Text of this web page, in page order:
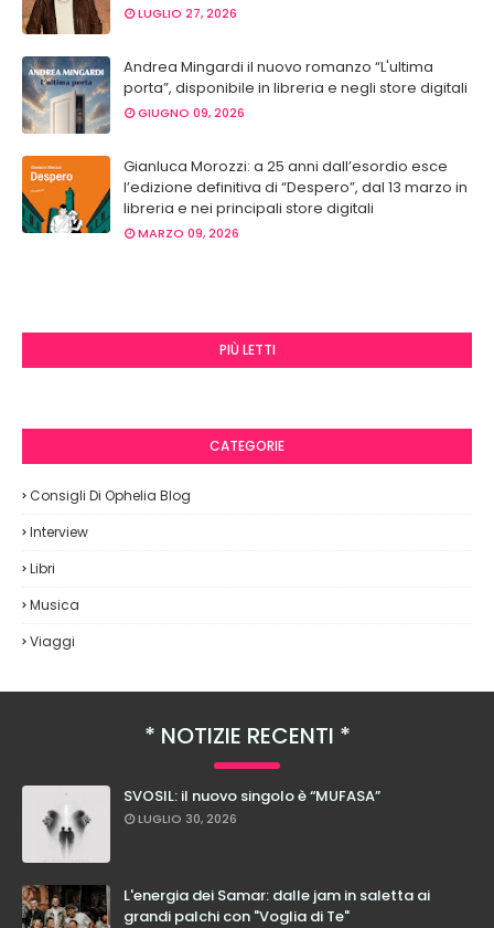
LUGLIO 27, 2026
Andrea Mingardi il nuovo romanzo “L'ultima
porta”, disponibile in libreria e negli store digitali
GIUGNO 09, 2026
Gianluca Morozzi: a 25 anni dall’esordio esce
l’edizione definitiva di “Despero”, dal 13 marzo in
libreria e nei principali store digitali
MARZO 09, 2026
PIÙ LETTI
CATEGORIE
Consigli Di Ophelia Blog
Interview
Libri
Musica
Viaggi
NOTIZIE RECENTI
SVOSIL: il nuovo singolo è “MUFASA”
LUGLIO 30, 2026
L'energia dei Samar: dalle jam in saletta ai
grandi palchi con "Voglia di Te"